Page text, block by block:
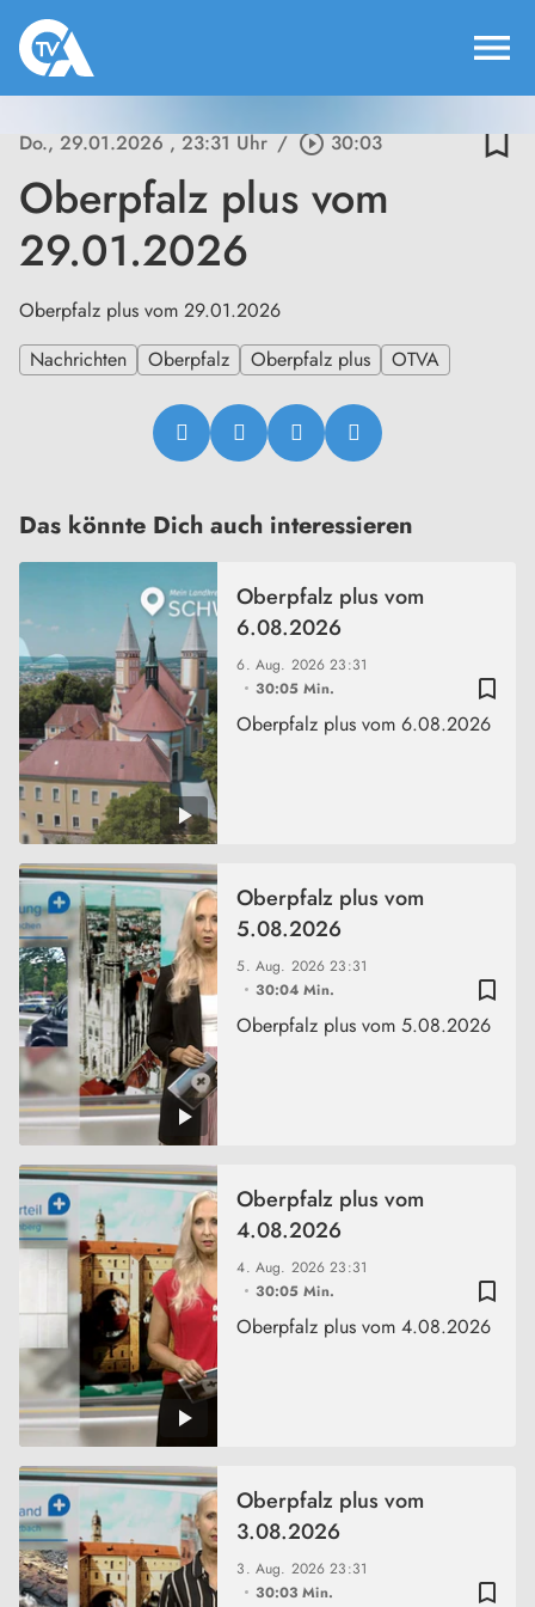
menu
Do., 29.01.2026, 23:31 Uhr / play_circle_outline30:03 bookmark_border
Oberpfalz plus vom
29.01.2026
Oberpfalz plus vom 29.01.2026
Nachrichten
Oberpfalz Oberpfalz plus OTVA
Das könnte Dich auch interessieren
bookmark_border
6. Aug. 202623:31
30:05 Min.
Oberpfalz plus vom
6.08.2026
Oberpfalz plus vom 6.08.2026
bookmark_border
5. Aug. 202623:31
30:04 Min.
Oberpfalz plus vom
5.08.2026
Oberpfalz plus vom 5.08.2026
bookmark_border
4. Aug. 202623:31
30:05 Min.
Oberpfalz plus vom
4.08.2026
Oberpfalz plus vom 4.08.2026
bookmark_border
3. Aug. 202623:31
30:03 Min.
Oberpfalz plus vom
3.08.2026